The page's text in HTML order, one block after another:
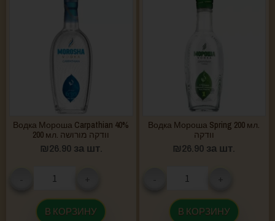
Водка Мороша Carpathian 40%
200 мл. וודקה מורושה
₪26.90 за шт.
В КОРЗИНУ
Водка Мороша Spring 200 мл.
וודקה
₪26.90 за шт.
В КОРЗИНУ